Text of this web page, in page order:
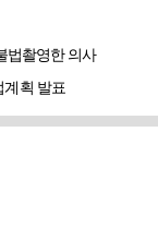
법촬영한 의사
계획 발표